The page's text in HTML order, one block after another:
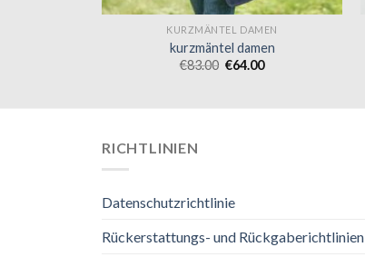
KURZMÄNTEL DAMEN
kurzmäntel damen
€83.00 €64.00
RICHTLINIEN
Datenschutzrichtlinie
Rückerstattungs- und Rückgaberichtlinien